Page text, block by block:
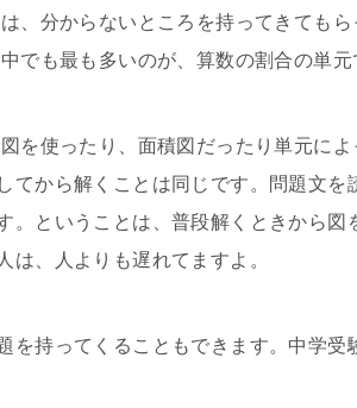
、分からないところを持ってきてもら
でも最も多いのが、算数の割合の単元
を使ったり、面積図だったり単元に
てから解くことは同じです。問題文を
。ということは、普段解くときから図
は、人よりも遅れてますよ。
を持ってくることもできます。中学受